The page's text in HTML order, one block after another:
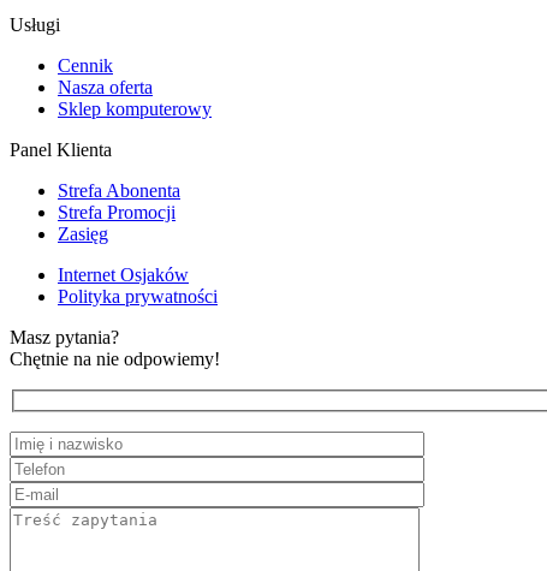
Usługi
Cennik
Nasza oferta
Sklep komputerowy
Panel Klienta
Strefa Abonenta
Strefa Promocji
Zasięg
Internet Osjaków
Polityka prywatności
Masz pytania?
Chętnie na nie odpowiemy!